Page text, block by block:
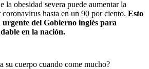
la obesidad severa puede aumentar la
hasta en un 90 por ciento. Esto
del Gobierno inglés para
en la nación.
su cuerpo cuando come mucho?